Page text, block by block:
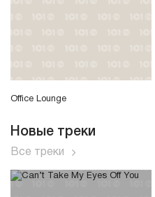
Office Lounge
Новые треки
Все треки